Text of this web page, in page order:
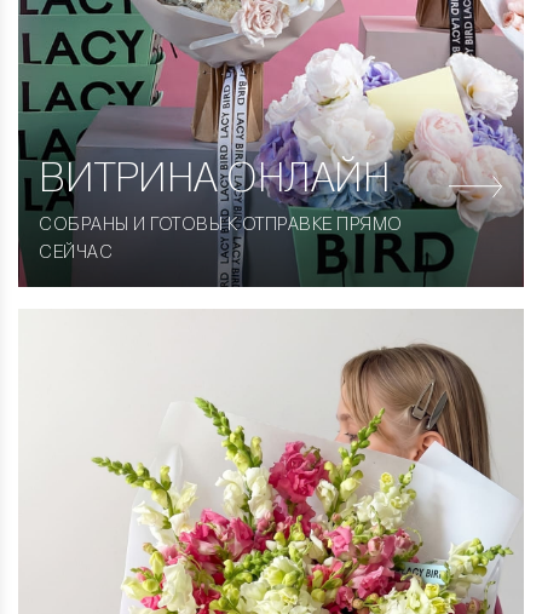
ВИТРИНАОНЛАЙН
СОБРАНЫ И ГОТОВЫ К ОТПРАВКЕ ПРЯМО
СЕЙЧАС